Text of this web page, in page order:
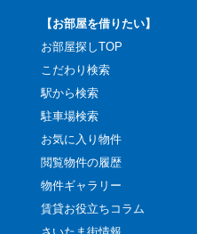
【お部屋を借りたい】
お部屋探しTOP
こだわり検索
駅から検索
駐車場検索
お気に入り物件
閲覧物件の履歴
物件ギャラリー
賃貸お役立ちコラム